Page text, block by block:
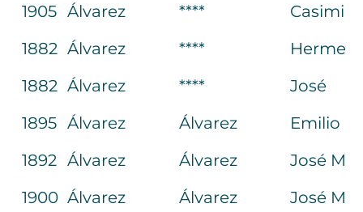
1905 Álvarez ****
Casimira
1882 Álvarez ****
1882 Álvarez ****
José
1895 Álvarez Álvarez
Emilio
1892 Álvarez Álvarez
José M.ª
1900 Álvarez Álvarez
José M.ª